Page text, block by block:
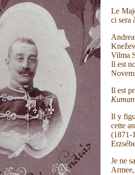
Le
ci sera
Vilma
Il est
Il est
Il y
cette
(1871-
Je ne